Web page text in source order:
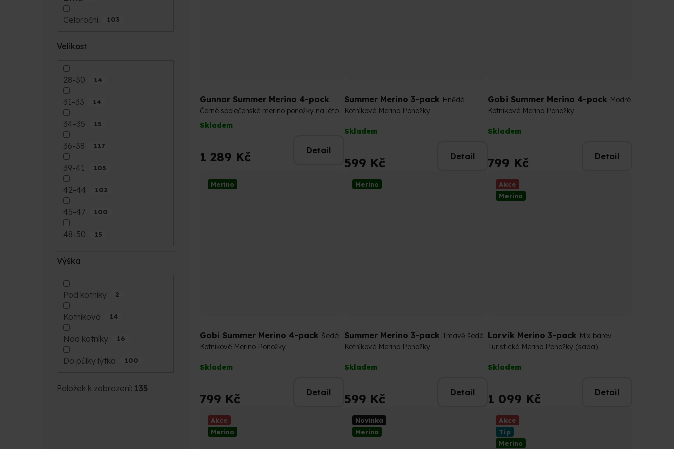
Celoroční 103
Velikost
28-30 14
31-33 14
34-35 15
36-38 117
39-41 105
42-44 102
45-47 100
48-50 15
Výška
Pod kotníky 2
Kotníková 14
Nad kotníky 16
Do půlky lýtka 100
Položek k zobrazení: 135
Gunnar Summer Merino 4-pack
Černé společenské merino ponožky na léto
Skladem
1 289 Kč Detail
Summer Merino 3-pack Hnědé
Kotníkové Merino Ponožky
hodnocení
je
4,8
Skladem
599 Kč Detail
Gobi Summer Merino 4-pack Modré
Kotníkové Merino Ponožky
hodnocení
je
4,9
hvězdiček.
Skladem
799 Kč Detail
Merino
Gobi Summer Merino 4-pack Šedé
Kotníkové Merino Ponožky
hodnocení
je
4,9
hvězdiček.
Skladem
799 Kč Detail
Merino
Summer Merino 3-pack Tmavě šedé
Kotníkové Merino Ponožky
hodnocení
je
5,0
hvězdiček.
Skladem
599 Kč Detail
Akce
Merino
Larvik Merino 3-pack Mix barev
Turistické Merino Ponožky (sada)
hodnocení
je
4,5
hvězdiček.
Skladem
1 099 Kč Detail
Akce
Merino
Novinka
Merino
Akce
Tip
Merino